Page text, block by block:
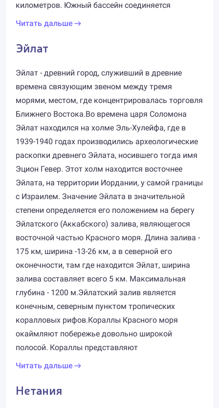
километров. Южный бассейн соединяется
Читать дальше
Эйлат
Эйлат - древний город, служивший в древние
времена связующим звеном между тремя
морями, местом, где концентрировалась торговля
Ближнего Востока.Во времена царя Соломона
Эйлат находился на холме Эль-Хулейфа, где в
1939-1940 годах производились археологические
раскопки древнего Эйлата, носившего тогда имя
Эцион Гевер. Этот холм находится восточнее
Эйлата, на территории Иордании, у самой границы
с Израилем. Значение Эйлата в значительной
степени определяется его положением на берегу
Эйлатского (Аккабского) залива, являющегося
восточной частью Красного моря. Длина залива -
175 км, ширина -13-26 км, а в северной его
оконечности, там где находится Эйлат, ширина
залива составляет всего 5 км. Максимальная
глубина - 1200 м.Эйлатский залив является
конечным, северным пунктом тропических
коралловых рифов.Кораллы Красного моря
окаймляют побережье довольно широкой
полосой. Кораллы представляют
Читать дальше
Нетания